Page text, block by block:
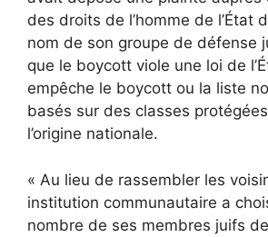
des droits de l’homme de l’État
nom de son groupe de défense
que le boycott viole une loi de
empêche le boycott ou la liste
basés sur des classes
l’origine nationale.
« Au lieu de rassembler les
institution communautaire a
nombre de ses membres juifs